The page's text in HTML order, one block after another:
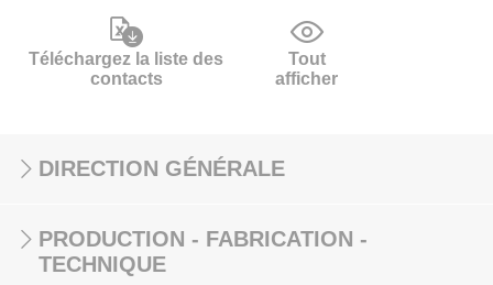
Téléchargez la liste des
contacts
Tout
afficher
DIRECTION GÉNÉRALE
PRODUCTION - FABRICATION -
TECHNIQUE